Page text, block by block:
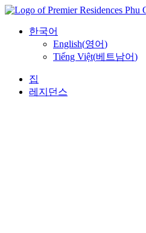
콘
한국어
English(영어)
Tiếng Việt(베트남어)
집
레지던스